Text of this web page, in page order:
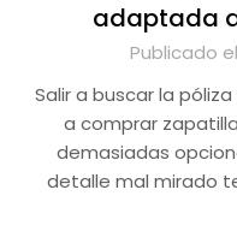
adaptada
Publicado
Salir a buscar la
a comprar
demasiadas
detalle mal mirado